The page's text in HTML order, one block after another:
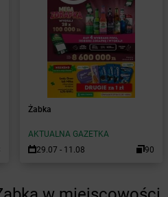
Żabka
AKTUALNA GAZETKA
29.07 - 11.08
90